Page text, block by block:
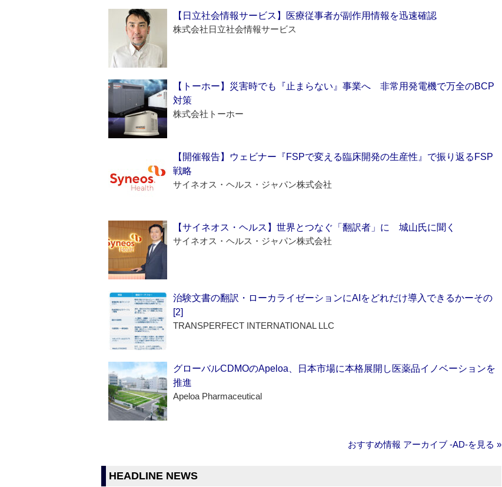
【日立社会情報サービス】医療従事者が副作用情報を迅速確認
株式会社日立社会情報サービス
【トーホー】災害時でも『止まらない』事業へ 非常用発電機で万全のBCP
対策
株式会社トーホー
【開催報告】ウェビナー『FSPで変える臨床開発の生産性』で振り返るFSP
戦略
サイネオス・ヘルス・ジャパン株式会社
【サイネオス・ヘルス】世界とつなぐ「翻訳者」に 城山氏に聞く
サイネオス・ヘルス・ジャパン株式会社
治験文書の翻訳・ローカライゼーションにAIをどれだけ導入できるかーその
[2]
TRANSPERFECT INTERNATIONAL LLC
グローバルCDMOのApeloa、日本市場に本格展開し医薬品イノベーションを
推進
Apeloa Pharmaceutical
おすすめ情報 アーカイブ ‐AD‐を見る »
HEADLINE NEWS